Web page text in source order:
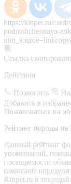
https://kinpet.ru/
podroshchennaya-
Ссылка
Действия
Позвонить
Добавить в
Пожаловаться на
Рейтинг породы на
Данный рейтинг
упоминаний,
посещаемости
помогают
Kinpet.ru в